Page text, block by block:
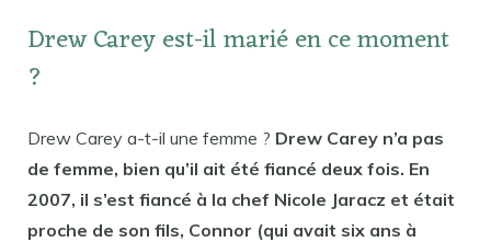
Drew Carey est-il marié en ce moment
?
Drew Carey a-t-il une femme ? Drew Carey n’a pas
de femme, bien qu’il ait été fiancé deux fois. En
2007, il s’est fiancé à la chef Nicole Jaracz et était
proche de son fils, Connor (qui avait six ans à